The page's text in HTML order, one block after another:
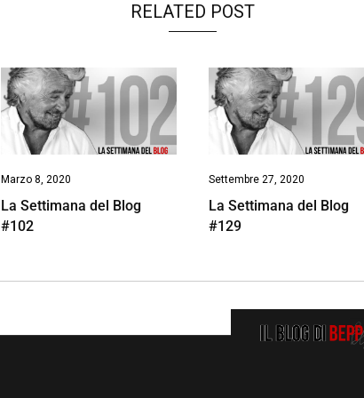
RELATED POST
Marzo 8, 2020
La Settimana del Blog
#102
Settembre 27, 2020
La Settimana del Blog
#129